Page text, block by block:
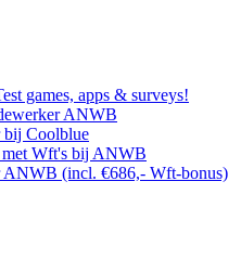
games, apps & surveys!
ANWB
bij Coolblue
met Wft's bij ANWB
ANWB (incl. €686,- Wft-bonus)